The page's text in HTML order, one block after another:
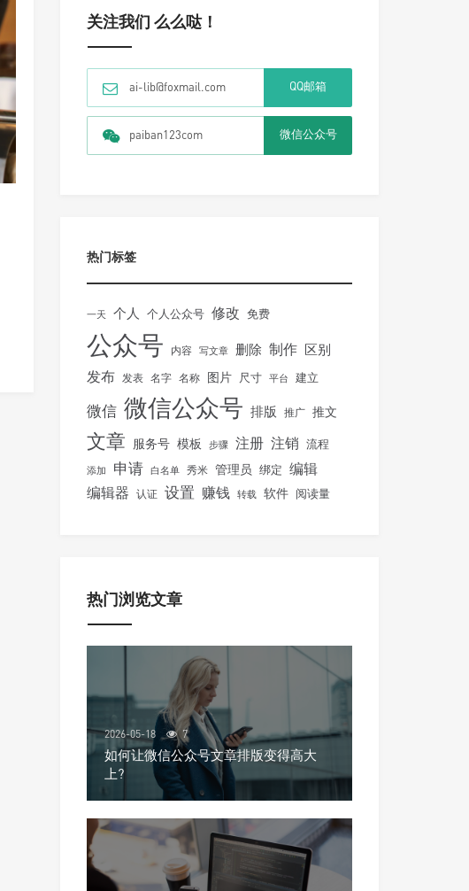
关注我们 么么哒！
ai-lib@foxmail.com QQ邮箱
paiban123com 微信公众号
热门标签
一天 个人 个人公众号 修改 免费
公众号 内容 写文章 删除 制作 区别
发布 发表 名字 名称 图片 尺寸 平台 建立
微信 微信公众号 排版 推广 推文
文章 服务号 模板 步骤 注册 注销 流程
添加 申请 白名单 秀米 管理员 绑定 编辑
编辑器
认证 设置 赚钱 转载 软件 阅读量
热门浏览文章
2026-05-18 7
如何让微信公众号文章排版变得高大
上?